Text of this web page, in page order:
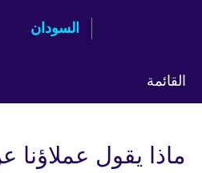
السودان
القائمة
ماذا يقول عملاؤنا